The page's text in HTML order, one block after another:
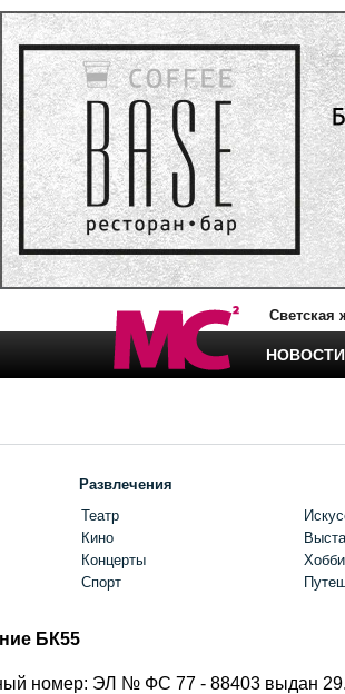
Светская
НОВОСТИ
Развлечения
Театр
Кино
Концерты
Спорт
Хобби
БК55
номер: ЭЛ № ФС 77 - 88403 выдан